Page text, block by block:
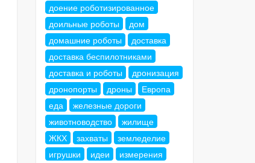
доение роботизированное
доильные роботы
дом
домашние роботы
доставка
доставка беспилотниками
доставка и роботы
дронизация
дронопорты
дроны
Европа
еда
железные дороги
животноводство
жилище
ЖКХ
захваты
земледелие
игрушки
идеи измерения